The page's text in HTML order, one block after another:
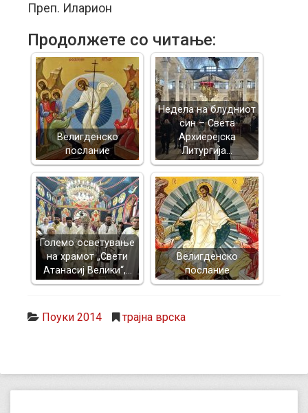
Преп. Иларион
Продолжете со читање:
Велигденско
послание
Недела на блудниот
син – Света
Архиерејска
Литургија…
Големо осветување
на храмот „Свети
Атанасиј Велики“,…
Велигденско
послание
Поуки 2014 трајна врска